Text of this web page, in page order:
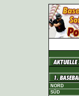
NORD
SÜD